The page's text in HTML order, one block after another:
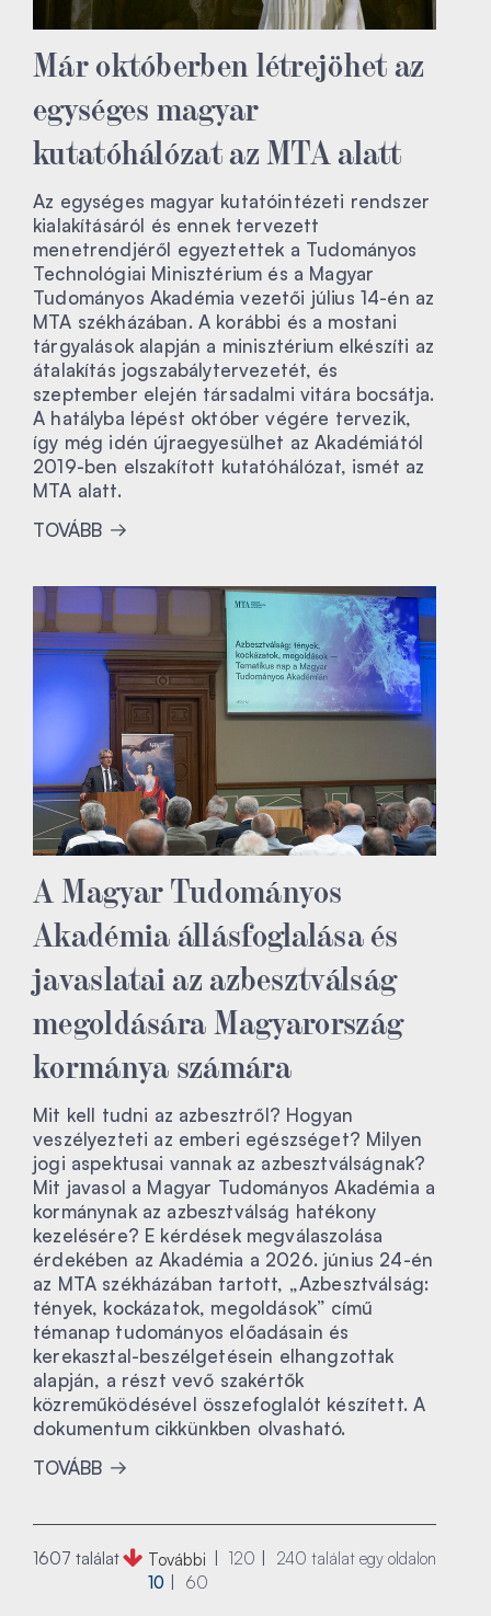
Már októberben létrejöhet az
egységes magyar
kutatóhálózat az MTA alatt
Az egységes magyar kutatóintézeti rendszer
kialakításáról és ennek tervezett
menetrendjéről egyeztettek a Tudományos
Technológiai Minisztérium és a Magyar
Tudományos Akadémia vezetői július 14-én az
MTA székházában. A korábbi és a mostani
tárgyalások alapján a minisztérium elkészíti az
átalakítás jogszabálytervezetét, és
szeptember elején társadalmi vitára bocsátja.
A hatályba lépést október végére tervezik,
így még idén újraegyesülhet az Akadémiától
2019-ben elszakított kutatóhálózat, ismét az
MTA alatt.
TOVÁBB
A Magyar Tudományos
Akadémia állásfoglalása és
javaslatai az azbesztválság
megoldására Magyarország
kormánya számára
Mit kell tudni az azbesztről? Hogyan
veszélyezteti az emberi egészséget? Milyen
jogi aspektusai vannak az azbesztválságnak?
Mit javasol a Magyar Tudományos Akadémia a
kormánynak az azbesztválság hatékony
kezelésére? E kérdések megválaszolása
érdekében az Akadémia a 2026. június 24-én
az MTA székházában tartott, „Azbesztválság:
tények, kockázatok, megoldások” című
témanap tudományos előadásain és
kerekasztal-beszélgetésein elhangzottak
alapján, a részt vevő szakértők
közreműködésével összefoglalót készített. A
dokumentum cikkünkben olvasható.
TOVÁBB
1607 találat További 240 találat egy oldalon
120
60
10